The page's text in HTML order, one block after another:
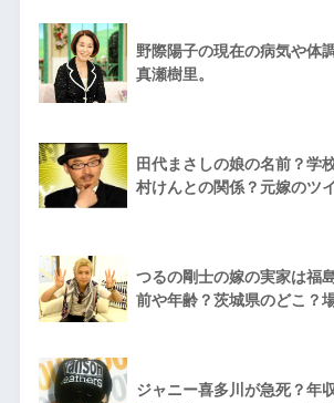
野際陽子の現在の病気や体
真瀬樹里。
田代まさしの娘の名前？学
村けんとの関係？元嫁のツ
つるの剛士の嫁の実家は福
前や年齢？茨城県のどこ？
ジャニー喜多川が急死？年